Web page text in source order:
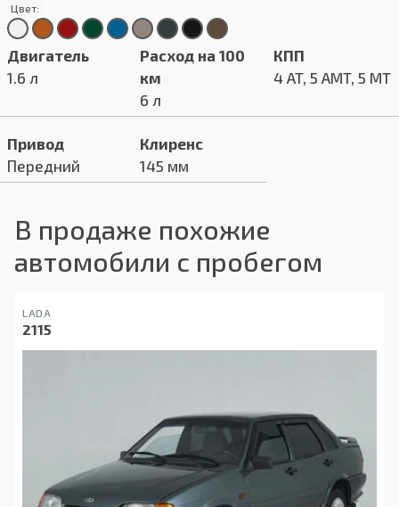
Цвет:
Двигатель
1.6 л
Расход на 100
км
6 л
КПП
4 AT, 5 AMT, 5 MT
Привод
Передний
Клиренс
145 мм
В продаже похожие
автомобили с пробегом
LADA
2115